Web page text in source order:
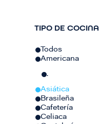
TIPO DE COCINA
Todos
Americana
.
Asiática
Brasileña
Cafetería
Celiaca